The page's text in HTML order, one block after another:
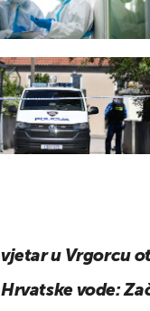
vjetar u Vrgorcu
Hrvatske vode: